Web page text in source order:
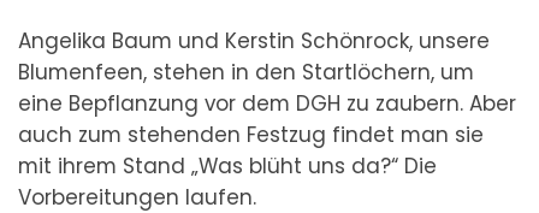
Angelika Baum und Kerstin Schönrock, unsere
Blumenfeen, stehen in den Startlöchern, um
eine Bepflanzung vor dem DGH zu zaubern. Aber
auch zum stehenden Festzug findet man sie
mit ihrem Stand „Was blüht uns da?“ Die
Vorbereitungen laufen.